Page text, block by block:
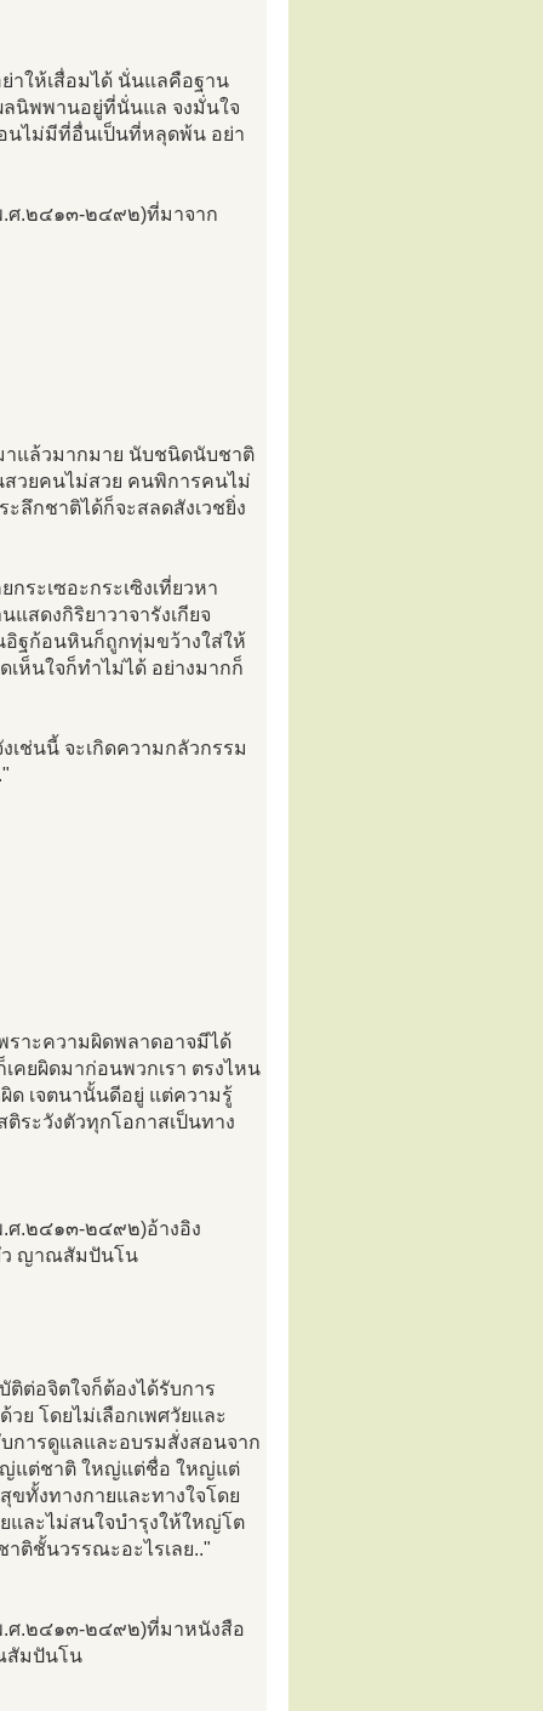
าให้เสื่อมได้ นั่นแลคือฐาน
ลนิพพานอยู่ที่นั่นแล จงมั่นใจ
นไม่มีที่อื่นเป็นที่หลุดพ้น อย่า
.ศ.๒๔๑๓-๒๔๙๒)ที่มาจาก
าแล้วมากมาย นับชนิดนับชาติ
วยคนไม่สวย คนพิการคนไม่
ลึกชาติได้ก็จะสลดสังเวชยิ่ง
ระเซอะกระเซิงเที่ยวหา
สดงกิริยาวาจารังเกียจ
อิฐก้อนหินก็ถูกทุ่มขว้างใส่ให้
ห็นใจก็ทำไม่ได้ อย่างมากก็
เช่นนี้ จะเกิดความกลัวกรรม
ราะความผิดพลาดอาจมีได้
คยผิดมาก่อนพวกเรา ตรงไหน
ด เจตนานั้นดีอยู่ แต่ความรู้
ระวังตัวทุกโอกาสเป็นทาง
.ศ.๒๔๑๓-๒๔๙๒)อ้างอิง
ว ญาณสัมปันโน
ติต่อจิตใจก็ต้องได้รับการ
ย โดยไม่เลือกเพศวัยและ
การดูแลและอบรมสั่งสอนจาก
ญ่แต่ชาติ ใหญ่แต่ชื่อ ใหญ่แต่
ทั้งทางกายและทางใจโดย
และไม่สนใจบำรุงให้ใหญ่โต
าติชั้นวรรณะอะไรเลย.."
.ศ.๒๔๑๓-๒๔๙๒)ที่มาหนังสือ
สัมปันโน